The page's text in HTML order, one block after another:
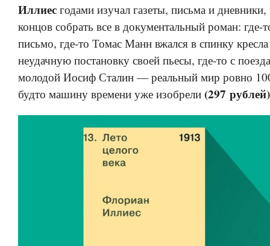
Иллиес годами изучал газеты, письма и
концов собрать все в документальный роман: где-
письмо, где-то Томас Манн вжался в спинку
неудачную постановку своей пьесы, где-то с
молодой Иосиф Сталин — реальный мир ровно 100
будто машину времени уже изобрели (297 рублей)